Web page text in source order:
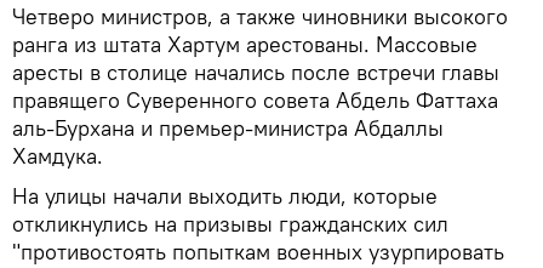
Четверо министров, а также чиновники высокого
ранга из штата Хартум арестованы. Массовые
аресты в столице начались после встречи главы
правящего Суверенного совета Абдель Фаттаха
аль-Бурхана и премьер-министра Абдаллы
Хамдука.
На улицы начали выходить люди, которые
откликнулись на призывы гражданских сил
"противостоять попыткам военных узурпировать